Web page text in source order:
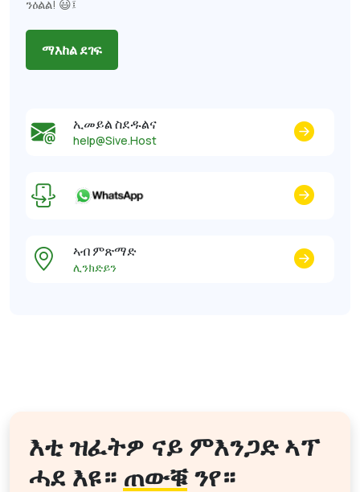
ንዕልል! 😃፤
ማእከል ደገፍ
ኢመይል ስደዱልና
help@Sive.Host
ኣብ ምጽማድ
ሊንክድይን
እቲ ዝፈትዎ ናይ ምእንጋድ ኣፕ
ሓደ እዩ። ጠውቑንየ።